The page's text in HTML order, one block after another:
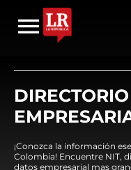
¡Conozca la información
Colombia! Encuentre NIT,
datos empresarial mas